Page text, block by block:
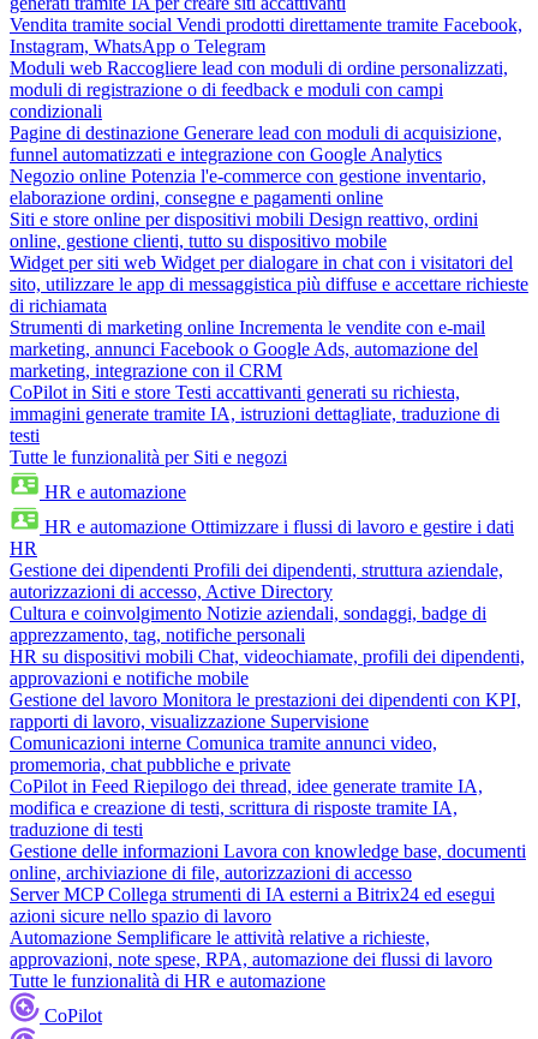
Vendita tramite social Vendi prodotti direttamente tramite Facebook,
Instagram, WhatsApp o Telegram
Moduli web Raccogliere lead con moduli di ordine personalizzati,
moduli di registrazione o di feedback e moduli con campi
condizionali
Pagine di destinazione Generare lead con moduli di acquisizione,
funnel automatizzati e integrazione con Google Analytics
Negozio online Potenzia l'e-commerce con gestione inventario,
elaborazione ordini, consegne e pagamenti online
Siti e store online per dispositivi mobili Design reattivo, ordini
online, gestione clienti, tutto su dispositivo mobile
Widget per siti web Widget per dialogare in chat con i visitatori del
sito, utilizzare le app di messaggistica più diffuse e accettare richieste
di richiamata
Strumenti di marketing online Incrementa le vendite con e-mail
marketing, annunci Facebook o Google Ads, automazione del
marketing, integrazione con il CRM
CoPilot in Siti e store Testi accattivanti generati su richiesta,
immagini generate tramite IA, istruzioni dettagliate, traduzione di
testi
Tutte le funzionalità per Siti e negozi
HR e automazione
HR e automazione Ottimizzare i flussi di lavoro e gestire i dati
HR
Gestione dei dipendenti Profili dei dipendenti, struttura aziendale,
autorizzazioni di accesso, Active Directory
Cultura e coinvolgimento Notizie aziendali, sondaggi, badge di
apprezzamento, tag, notifiche personali
HR su dispositivi mobili Chat, videochiamate, profili dei dipendenti,
approvazioni e notifiche mobile
Gestione del lavoro Monitora le prestazioni dei dipendenti con KPI,
rapporti di lavoro, visualizzazione Supervisione
Comunicazioni interne Comunica tramite annunci video,
promemoria, chat pubbliche e private
CoPilot in Feed Riepilogo dei thread, idee generate tramite IA,
modifica e creazione di testi, scrittura di risposte tramite IA,
traduzione di testi
Gestione delle informazioni Lavora con knowledge base, documenti
online, archiviazione di file, autorizzazioni di accesso
Server MCP Collega strumenti di IA esterni a Bitrix24 ed esegui
azioni sicure nello spazio di lavoro
Automazione Semplificare le attività relative a richieste,
approvazioni, note spese, RPA, automazione dei flussi di lavoro
Tutte le funzionalità di HR e automazione
CoPilot